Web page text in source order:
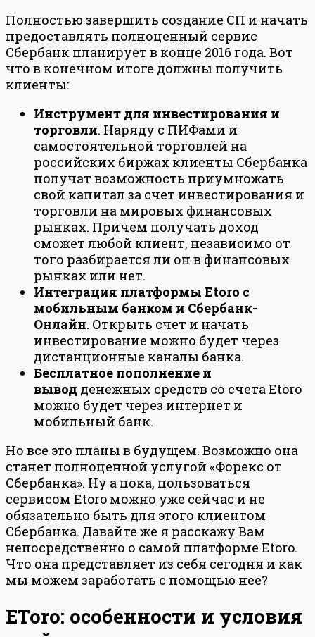
Полностью завершить создание СП и начать
предоставлять полноценный сервис
Сбербанк планирует в конце 2016 года. Вот
что в конечном итоге должны получить
клиенты:
Инструмент для инвестирования и
торговли. Наряду с ПИФами и
самостоятельной торговлей на
российских биржах клиенты Сбербанка
получат возможность приумножать
свой капитал за счет инвестирования и
торговли на мировых финансовых
рынках. Причем получать доход
сможет любой клиент, независимо от
того разбирается ли он в финансовых
рынках или нет.
Интеграция платформы Etoro с
мобильным банком и Сбербанк-
Онлайн. Открыть счет и начать
инвестирование можно будет через
дистанционные каналы банка.
Бесплатное пополнение и
вывод денежных средств со счета Etoro
можно будет через интернет и
мобильный банк.
Но все это планы в будущем. Возможно она
станет полноценной услугой «Форекс от
Сбербанка». Ну а пока, пользоваться
сервисом Etoro можно уже сейчас и не
обязательно быть для этого клиентом
Сбербанка. Давайте же я расскажу Вам
непосредственно о самой платформе Etoro.
Что она представляет из себя сегодня и как
мы можем заработать с помощью нее?
EToro: особенности и условия